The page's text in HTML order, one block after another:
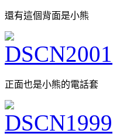
還有這個背面是小熊
正面也是小熊的電話套